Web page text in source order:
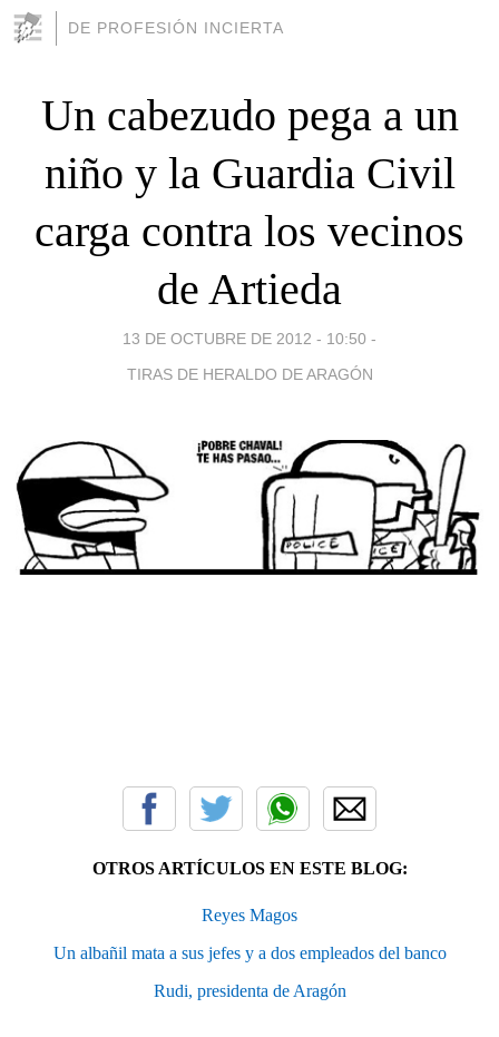
DE PROFESIÓN INCIERTA
Un cabezudo pega a un
niño y la Guardia Civil
carga contra los vecinos
de Artieda
13 DE OCTUBRE DE 2012 - 10:50 -
TIRAS DE HERALDO DE ARAGÓN
OTROS ARTÍCULOS EN ESTE BLOG:
Reyes Magos
Un albañil mata a sus jefes y a dos empleados del banco
Rudi, presidenta de Aragón